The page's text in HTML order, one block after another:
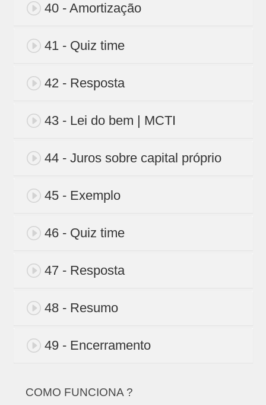
40 - Amortização
41 - Quiz time
42 - Resposta
43 - Lei do bem | MCTI
44 - Juros sobre capital próprio
45 - Exemplo
46 - Quiz time
47 - Resposta
48 - Resumo
49 - Encerramento
COMO FUNCIONA ?